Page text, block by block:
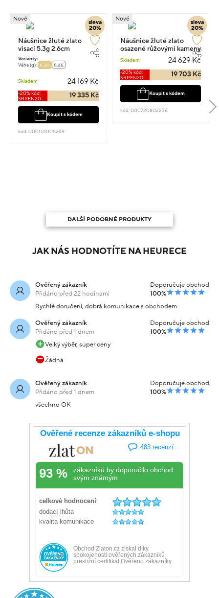
sleva
20%
Nové
Náušnice žluté zlato
visací 5.3g 2.6cm
Varianty:
Váha (g):
5.30 5.45
Skladem 24 169 Kč
-20% kód:
SRPEN20
19 335 Kč
Koupit s kódem
kód: 000101005249
sleva
20%
Nové
Náušnice žluté zlato
osazené růžovými kameny
visací 1.5cm 5.4g
Skladem 24 629 Kč
-20% kód:
SRPEN20
19 703 Kč
Koupit s kódem
kód: 000720802236
DALŠÍ PODOBNÉ PRODUKTY
JAK NÁS HODNOTÍTE NA HEURECE
Ověřený zákazník
Přidáno před 22 hodinami
Doporučuje obchod
100%
Rychlé doručení, dobrá komunikace s obchodem.
Ověřený zákazník
Přidáno před 1 dnem
Doporučuje obchod
100%
Velký výběr, super ceny
Žádná
Ověřený zákazník
Přidáno před 1 dnem
Doporučuje obchod
100%
všechno OK